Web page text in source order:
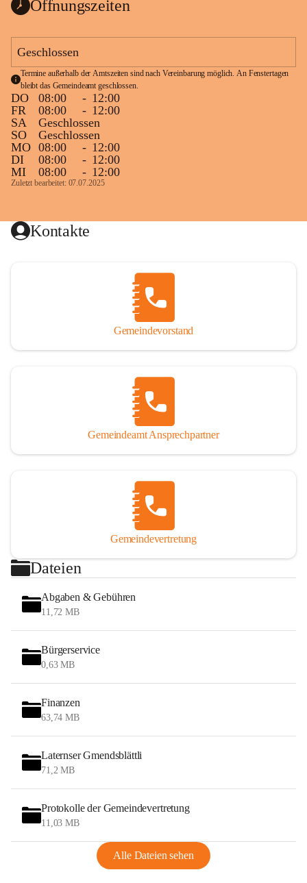
1 Seite•0,1 MB
Öffnungszeiten
Geschlossen
Termine außerhalb der Amtszeiten sind nach Vereinbarung möglich. An Fenstertagen
bleibt das Gemeindeamt geschlossen.
DO 08:00 - 12:00
FR
08:00 - 12:00
SA
Geschlossen
SO
Geschlossen
MO 08:00 - 12:00
DI
08:00 - 12:00
MI
08:00 - 12:00
Zuletzt bearbeitet: 07.07.2025
Kontakte
Gemeindevorstand
Gemeindeamt Ansprechpartner
Gemeindevertretung
Dateien
Abgaben & Gebühren
11,72 MB
Bürgerservice
0,63 MB
Finanzen
63,74 MB
Laternser Gmendsblättli
71,2 MB
Protokolle der Gemeindevertretung
11,03 MB
Alle Dateien sehen